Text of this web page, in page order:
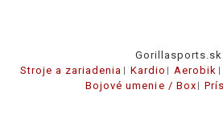
Stroje a zariadenia
Kardio Aerobik
Bojové umenie / Box